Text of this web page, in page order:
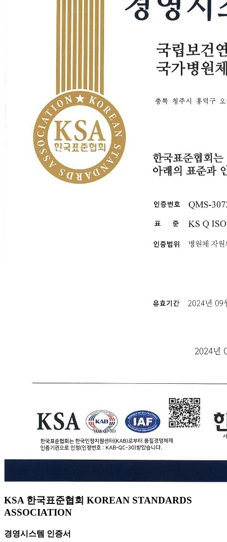
KSA 한국표준협회 KOREAN STANDARDS
ASSOCIATION
경영시스템 인증서